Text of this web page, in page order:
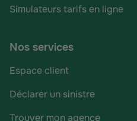
Simulateurs tarifs en ligne
Nos services
Espace client
Déclarer un sinistre
Trouver mon agence